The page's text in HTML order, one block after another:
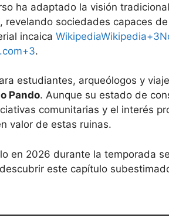
ha adaptado la visión
revelando sociedades capaces
incaica Wikipedia
.
estudiantes, arqueólogos y
Pando. Aunque su estado de
comunitarias y el interés
valor de estas ruinas.
en 2026 durante la temporada
este capítulo